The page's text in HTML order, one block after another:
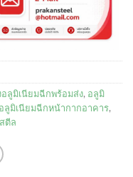
อลูมิเนียมฉีกพร้อมส่ง, อลูมิ
อลูมิเนียมฉีกหน้ากากอาคาร,
ตีล